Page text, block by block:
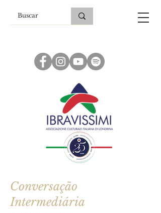
Conversação
Intermediária